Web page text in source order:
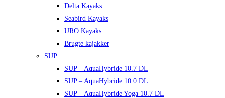
Delta Kayaks
Seabird Kayaks
URO Kayaks
Brugte kajakker
SUP
SUP – AquaHybride 10.7 DL
SUP – AquaHybride 10.0 DL
SUP – AquaHybride Yoga 10.7 DL